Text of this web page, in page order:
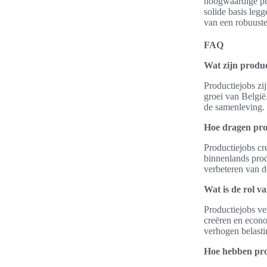
solide basis
van een
FAQ
Wat zijn
Productiejobs
groei van
de samenleving.
Hoe dragen
Productiejobs
binnenlands
verbeteren van
Wat is de rol
Productiejobs
creëren en
verhogen
Hoe hebben